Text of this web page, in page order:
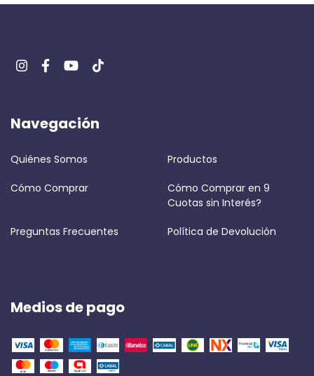
Navegación
Quiénes Somos Productos
Cómo Comprar
Cómo Comprar en 9
Cuotas sin Interés?
Preguntas Frecuentes Política de Devolución
Medios de pago